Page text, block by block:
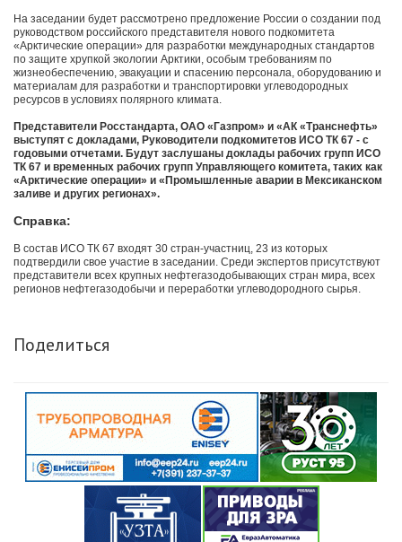
На заседании будет рассмотрено предложение России о создании под
руководством российского представителя нового подкомитета
«Арктические операции» для разработки международных стандартов
по защите хрупкой экологии Арктики, особым требованиям по
жизнеобеспечению, эвакуации и спасению персонала, оборудованию и
материалам для разработки и транспортировки углеводородных
ресурсов в условиях полярного климата.
Представители Росстандарта, ОАО «Газпром» и «АК «Транснефть»
выступят с докладами, Руководители подкомитетов ИСО ТК 67 - с
годовыми отчетами. Будут заслушаны доклады рабочих групп ИСО
ТК 67 и временных рабочих групп Управляющего комитета, таких как
«Арктические операции» и «Промышленные аварии в Мексиканском
заливе и других регионах».
Справка:
В состав ИСО ТК 67 входят 30 стран-участниц, 23 из которых
подтвердили свое участие в заседании. Среди экспертов присутствуют
представители всех крупных нефтегазодобывающих стран мира, всех
регионов нефтегазодобычи и переработки углеводородного сырья.
Поделиться